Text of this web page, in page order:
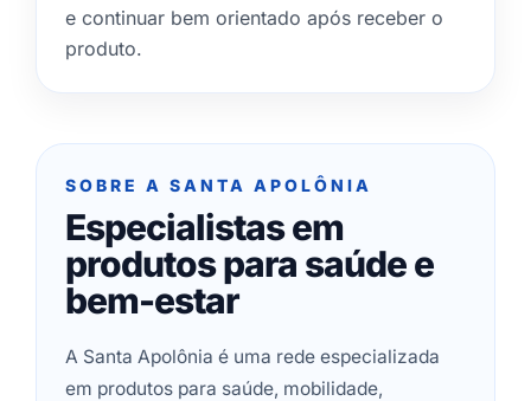
e continuar bem orientado após receber o
produto.
SOBRE A SANTA APOLÔNIA
Especialistas em
produtos para saúde e
bem-estar
A Santa Apolônia é uma rede especializada
em produtos para saúde, mobilidade,